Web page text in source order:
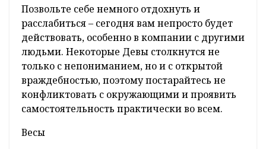
Позвольте себе немного отдохнуть и
расслабиться – сегодня вам непросто будет
действовать, особенно в компании с другими
людьми. Некоторые Девы столкнутся не
только с непониманием, но и с открытой
враждебностью, поэтому постарайтесь не
конфликтовать с окружающими и проявить
самостоятельность практически во всем.
Весы